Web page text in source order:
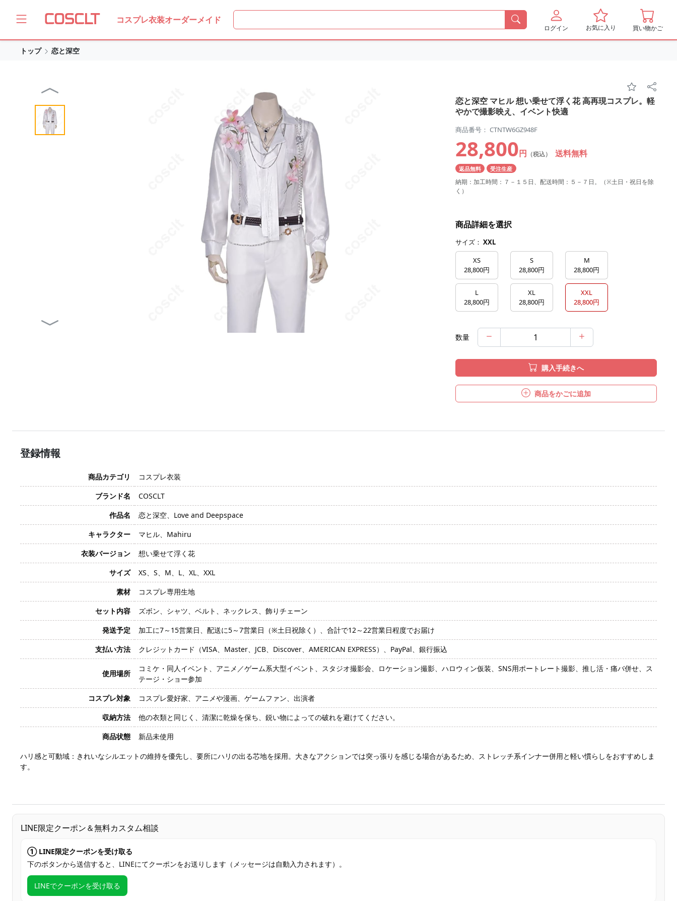
コスプレ衣装オーダーメイド
ログイン お気に入り 買い物かご
トップ 恋と深空
恋と深空 マヒル 想い乗せて浮く花 高再現コスプレ。軽
やかで撮影映え、イベント快適
商品番号： CTNTW6GZ948F
28,800円 （税込） 送料無料
返品無料 受注生産
納期：加工時間：７－１５日、配送時間：５－７日。（※土日・祝日を除
く）
商品詳細を選択
サイズ： XXL
XS
28,800円
S
28,800円
M
28,800円
L
28,800円
XL
28,800円
XXL
28,800円
数量
購入手続きへ
商品をかごに追加
登録情報
商品カテゴリ
コスプレ衣装
ブランド名
COSCLT
作品名
恋と深空、Love and Deepspace
キャラクター
マヒル、Mahiru
衣装バージョン
想い乗せて浮く花
サイズ
XS、S、M、L、XL、XXL
素材
コスプレ専用生地
セット内容
ズボン、シャツ、ベルト、ネックレス、飾りチェーン
発送予定
加工に7～15営業日、配送に5～7営業日（※土日祝除く）、合計で12～22営業日程度でお届け
支払い方法
クレジットカード（VISA、Master、JCB、Discover、AMERICAN EXPRESS）、PayPal、銀行振込
使用場所
コミケ・同人イベント、アニメ／ゲーム系大型イベント、スタジオ撮影会、ロケーション撮影、ハロウィン仮装、SNS用ポートレート撮影、推し活・痛バ併せ、ス
テージ・ショー参加
コスプレ対象
コスプレ愛好家、アニメや漫画、ゲームファン、出演者
収納方法
他の衣類と同じく、清潔に乾燥を保ち、鋭い物によっての破れを避けてください。
商品状態
新品未使用
ハリ感と可動域：きれいなシルエットの維持を優先し、要所にハリの出る芯地を採用。大きなアクションでは突っ張りを感じる場合があるため、ストレッチ系インナー併用と軽い慣らしをおすすめしま
す。
LINE限定クーポン＆無料カスタム相談
① LINE限定クーポンを受け取る
下のボタンから送信すると、LINEにてクーポンをお送りします（メッセージは自動入力されます）。
LINEでクーポンを受け取る